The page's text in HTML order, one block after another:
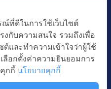
ณ์ที่ดีในการใช้เว็บไซต์
กับความสนใจ รวมถึงเพื่อ
ต์และทำความเข้าใจว่าผู้ใช้
ลือกตั้งค่าความยินยอมการ
กกี้ นโยบายคุกกี้